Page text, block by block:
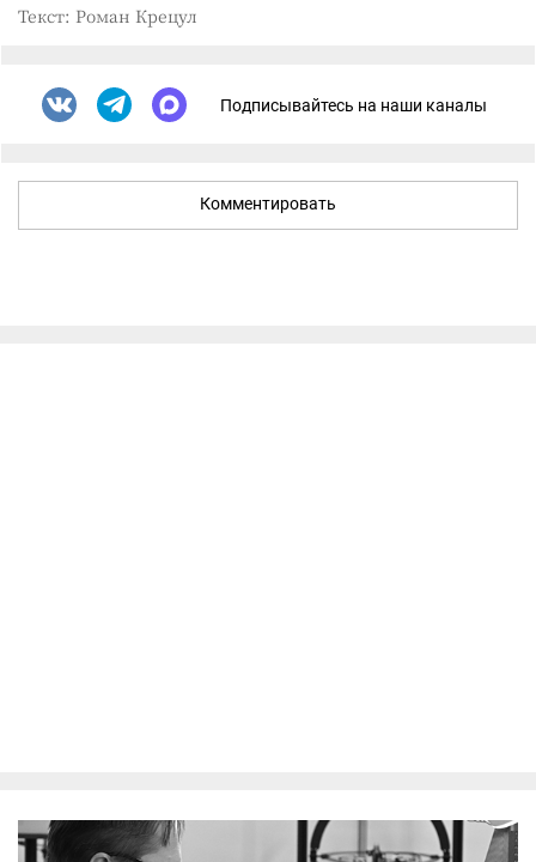
Текст: Роман Крецул
Подписывайтесь на наши каналы
Комментировать